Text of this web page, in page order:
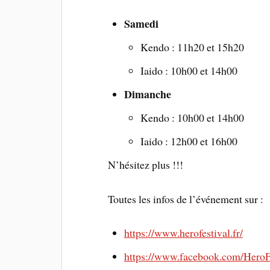
Samedi
Kendo : 11h20 et 15h20
Iaido : 10h00 et 14h00
Dimanche
Kendo : 10h00 et 14h00
Iaido : 12h00 et 16h00
N’hésitez plus !!!
Toutes les infos de l’événement sur :
https://www.herofestival.fr/
https://www.facebook.com/